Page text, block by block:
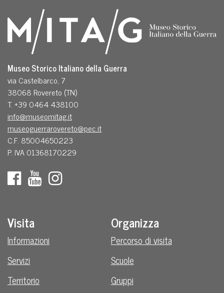
Museo Storico Italiano della Guerra
via Castelbarco, 7
38068 Rovereto (TN)
T. +39 0464 438100
info@museomitag.it
museoguerrarovereto@pec.it
C.F. 85004650223
P. IVA 01368170229
Visita
Informazioni
Servizi
Territorio
Organizza
Percorso di visita
Scuole
Gruppi